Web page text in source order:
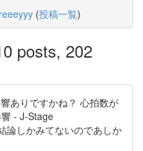
(投稿一覧)
posts, 202
ありですかね？ 心拍数が
- J-Stage
論しかみてないのであしか